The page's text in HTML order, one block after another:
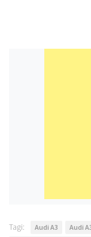
Tagi: Audi A3 Audi